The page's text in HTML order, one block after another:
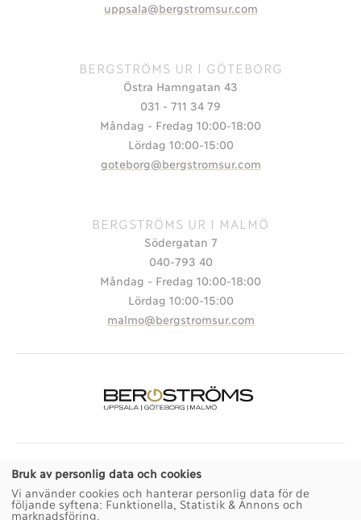
uppsala@bergstromsur.com
BERGSTRÖMS UR I GÖTEBORG
Östra Hamngatan 43
031 - 711 34 79
Måndag - Fredag 10:00-18:00
Lördag 10:00-15:00
goteborg@bergstromsur.com
BERGSTRÖMS UR I MALMÖ
Södergatan 7
040-793 40
Måndag - Fredag 10:00-18:00
Lördag 10:00-15:00
malmo@bergstromsur.com
© 2026 TEMPORA MALMÖ AB
Köpvillkor
Jobba hos oss
Bruk av personlig data och cookies
Vi använder cookies och hanterar personlig data för de
följande syftena: Funktionella, Statistik & Annons och
marknadsföring